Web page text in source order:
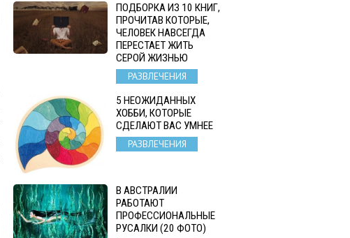
ПОДБОРКА ИЗ 10 КНИГ,
ПРОЧИТАВ КОТОРЫЕ,
ЧЕЛОВЕК НАВСЕГДА
ПЕРЕСТАЕТ ЖИТЬ
СЕРОЙ ЖИЗНЬЮ
РАЗВЛЕЧЕНИЯ
5 НЕОЖИДАННЫХ
ХОББИ, КОТОРЫЕ
СДЕЛАЮТ ВАС УМНЕЕ
РАЗВЛЕЧЕНИЯ
В АВСТРАЛИИ
РАБОТАЮТ
ПРОФЕССИОНАЛЬНЫЕ
РУСАЛКИ (20 ФОТО)